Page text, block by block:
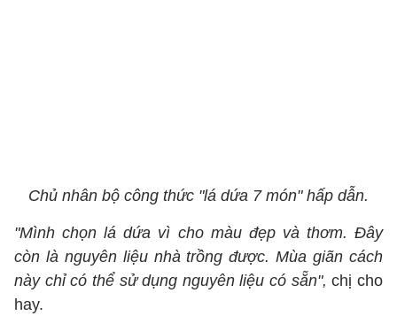
Chủ nhân bộ công thức "lá dứa 7 món" hấp dẫn.
"Mình chọn lá dứa vì cho màu đẹp và thơm. Đây
còn là nguyên liệu nhà trồng được. Mùa giãn cách
này chỉ có thể sử dụng nguyên liệu có sẵn", chị cho
hay.